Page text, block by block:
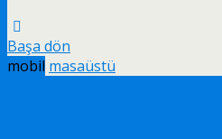
Başa dön
mobil masaüstü